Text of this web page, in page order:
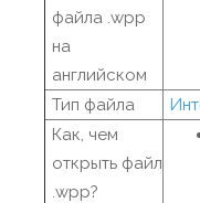
файла .wpp
на
английском
Тип файла
Как, чем
открыть файл
.wpp?